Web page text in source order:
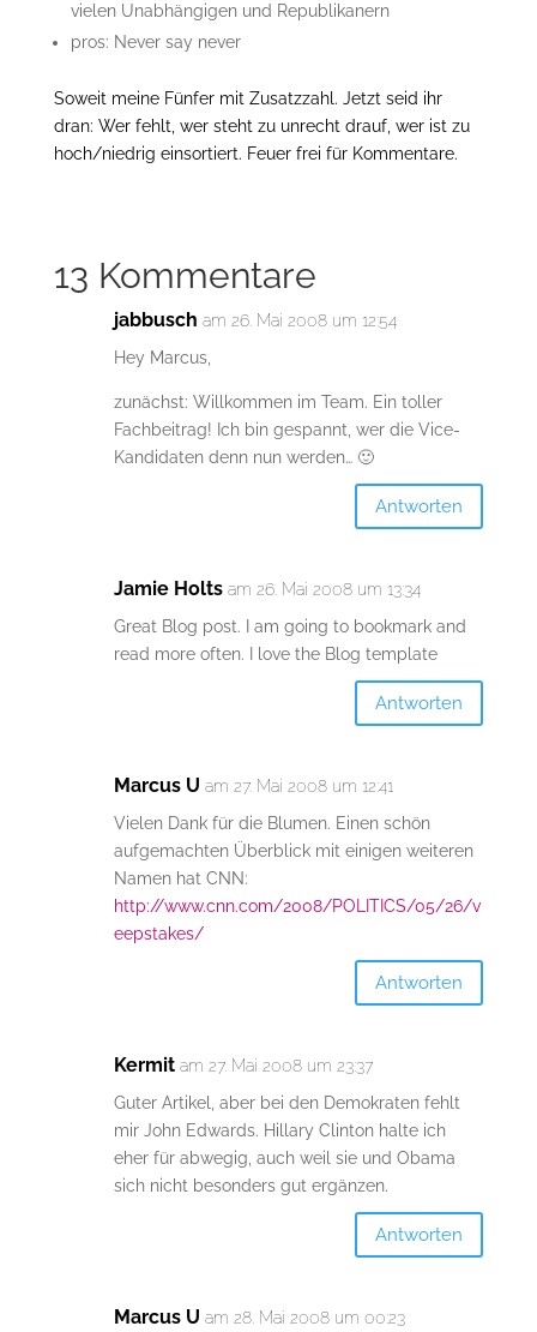
vielen Unabhängigen und Republikanern
pros: Never say never
Soweit meine Fünfer mit Zusatzzahl. Jetzt seid ihr
dran: Wer fehlt, wer steht zu unrecht drauf, wer ist zu
hoch/niedrig einsortiert. Feuer frei für Kommentare.
13 Kommentare
jabbusch am 26. Mai 2008 um 12:54
Hey Marcus,
zunächst: Willkommen im Team. Ein toller
Fachbeitrag! Ich bin gespannt, wer die Vice-
Kandidaten denn nun werden… 🙂
Antworten
Jamie Holts am 26. Mai 2008 um 13:34
Great Blog post. I am going to bookmark and
read more often. I love the Blog template
Antworten
Marcus U am 27. Mai 2008 um 12:41
Vielen Dank für die Blumen. Einen schön
aufgemachten Überblick mit einigen weiteren
Namen hat CNN:
http://www.cnn.com/2008/POLITICS/05/26/v
eepstakes/
Antworten
Kermit am 27. Mai 2008 um 23:37
Guter Artikel, aber bei den Demokraten fehlt
mir John Edwards. Hillary Clinton halte ich
eher für abwegig, auch weil sie und Obama
sich nicht besonders gut ergänzen.
Antworten
Marcus U am 28. Mai 2008 um 00:23